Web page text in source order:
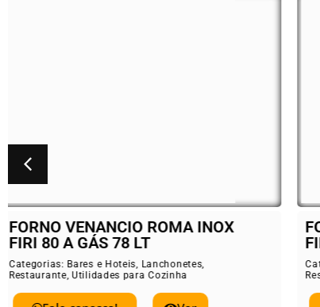
FORNO VENANCIO ROMA INOX
FIRI 80 ELÉTRICO 78 LT
Categorias:Bares e Hoteis,Lanchonetes
Restaurante, Utilidades para Cozinha